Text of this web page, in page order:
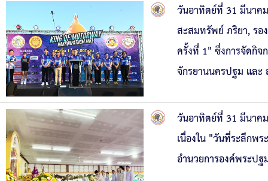
วันอาทิตย์ที่ 31 มีนาค
สะสมทรัพย์ ภริยา, รอ
ครั้งที่ 1" ซึ่งการจัดกิจ
จักรยานนครปฐม แล
วันอาทิตย์ที่ 31 มีนาค
เนื่องใน "วันที่ระลึกพ
อำนวยการองค์พระปฐ